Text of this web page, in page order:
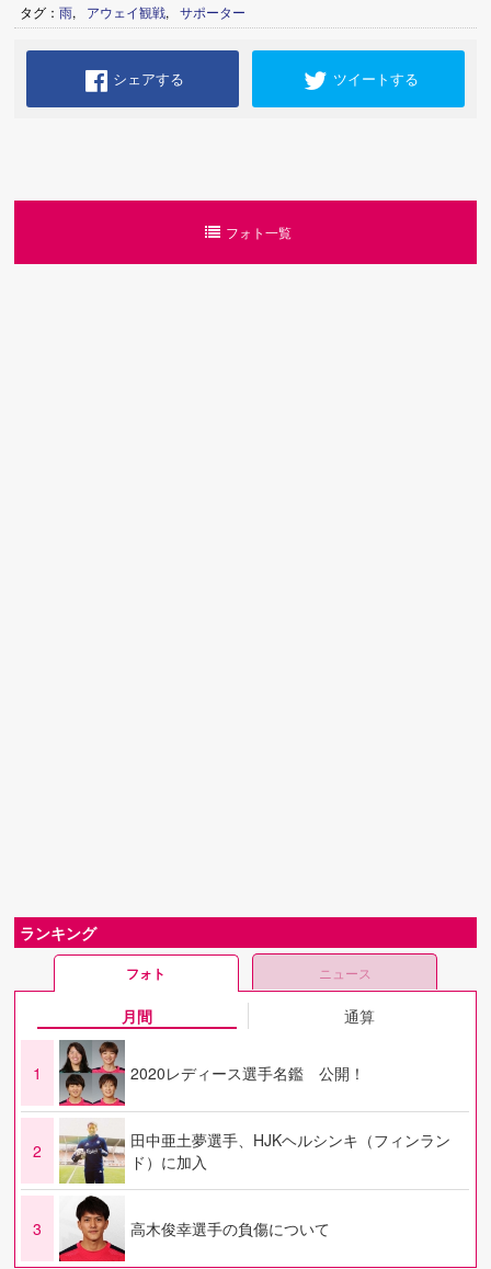
タグ：雨, アウェイ観戦, サポーター
シェアする ツイートする
フォト一覧
ランキング
フォト ニュース
月間 通算
1 2020レディース選手名鑑 公開！
2
田中亜土夢選手、HJKヘルシンキ（フィンラン
ド）に加入
3 高木俊幸選手の負傷について